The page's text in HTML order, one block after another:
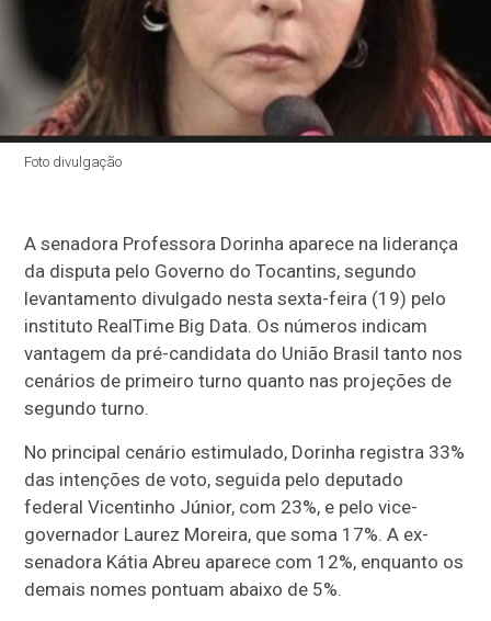
Foto divulgação
A senadora Professora Dorinha aparece na liderança
da disputa pelo Governo do Tocantins, segundo
levantamento divulgado nesta sexta-feira (19) pelo
instituto RealTime Big Data. Os números indicam
vantagem da pré-candidata do União Brasil tanto nos
cenários de primeiro turno quanto nas projeções de
segundo turno.
No principal cenário estimulado, Dorinha registra 33%
das intenções de voto, seguida pelo deputado
federal Vicentinho Júnior, com 23%, e pelo vice-
governador Laurez Moreira, que soma 17%. A ex-
senadora Kátia Abreu aparece com 12%, enquanto os
demais nomes pontuam abaixo de 5%.